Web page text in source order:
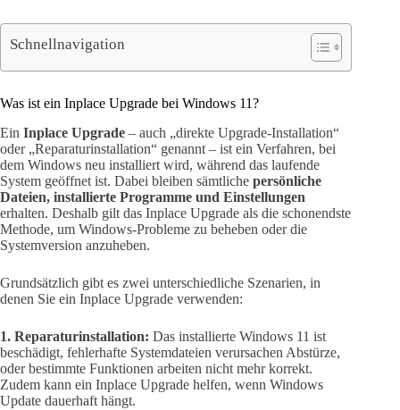
Schnellnavigation
Was ist ein Inplace Upgrade bei Windows 11?
Ein Inplace Upgrade – auch „direkte Upgrade-Installation“
oder „Reparaturinstallation“ genannt – ist ein Verfahren, bei
dem Windows neu installiert wird, während das laufende
System geöffnet ist. Dabei bleiben sämtliche persönliche
Dateien, installierte Programme und Einstellungen
erhalten. Deshalb gilt das Inplace Upgrade als die schonendste
Methode, um Windows-Probleme zu beheben oder die
Systemversion anzuheben.
Grundsätzlich gibt es zwei unterschiedliche Szenarien, in
denen Sie ein Inplace Upgrade verwenden:
1. Reparaturinstallation: Das installierte Windows 11 ist
beschädigt, fehlerhafte Systemdateien verursachen Abstürze,
oder bestimmte Funktionen arbeiten nicht mehr korrekt.
Zudem kann ein Inplace Upgrade helfen, wenn Windows
Update dauerhaft hängt.